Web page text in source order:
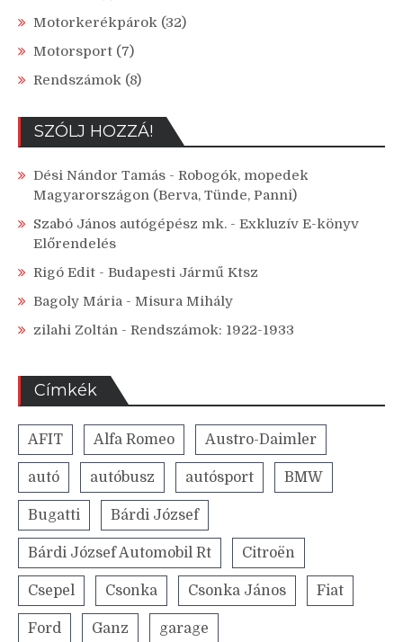
Motorkerékpárok (32)
Motorsport (7)
Rendszámok (8)
SZÓLJ HOZZÁ!
Dési Nándor Tamás - Robogók, mopedek
Magyarországon (Berva, Tünde, Panni)
Szabó János autógépész mk. - Exkluzív E-könyv
Előrendelés
Rigó Edit - Budapesti Jármű Ktsz
Bagoly Mária - Misura Mihály
zilahi Zoltán - Rendszámok: 1922-1933
Címkék
AFIT Alfa Romeo Austro-Daimler
autó autóbusz autósport BMW
Bugatti Bárdi József
Bárdi József Automobil Rt Citroën
Csepel Csonka Csonka János Fiat
Ford Ganz garage